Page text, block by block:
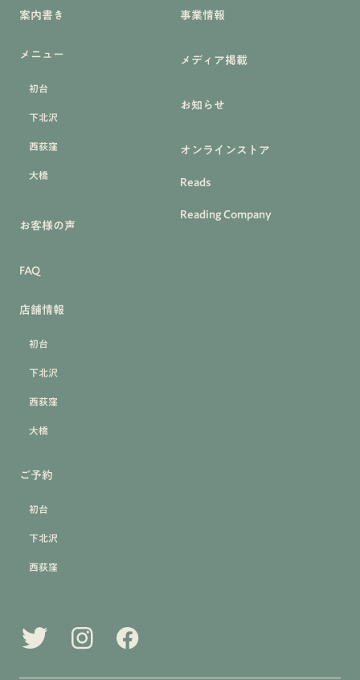
案内書き
メニュー
初台
下北沢
西荻窪
大橋
お客様の声
FAQ
店舗情報
初台
下北沢
西荻窪
大橋
ご予約
初台
下北沢
西荻窪
事業情報
メディア掲載
お知らせ
オンラインストア
Reads
Reading Company